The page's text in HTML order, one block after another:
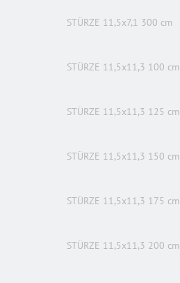
STÜRZE 11,5x7,1 300 cm
STÜRZE 11,5x11,3 100 cm
STÜRZE 11,5x11,3 125 cm
STÜRZE 11,5x11,3 150 cm
STÜRZE 11,5x11,3 175 cm
STÜRZE 11,5x11,3 200 cm